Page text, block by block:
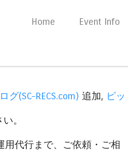
Skip to content
Home Event Info
グ(SC-RECS.com) 追加, ピッ
。
代行まで、ご依頼・ご相